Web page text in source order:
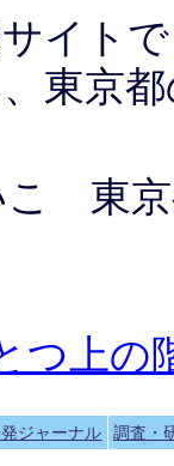
サイト
東京
こ 東
つ上の
ジャーナル 調査・